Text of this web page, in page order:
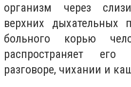
организм через
верхних дыхательных
больного корью
распространяет
разговоре, чихании и